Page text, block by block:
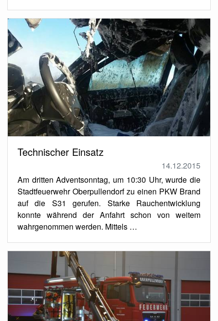
Technischer Einsatz
14.12.2015
Am dritten Adventsonntag, um 10:30 Uhr, wurde die
Stadtfeuerwehr Oberpullendorf zu einen PKW Brand
auf die S31 gerufen. Starke Rauchentwicklung
konnte während der Anfahrt schon von weitem
wahrgenommen werden. Mittels …